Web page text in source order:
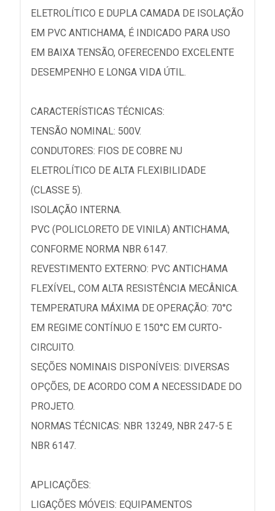
ELETROLÍTICO E DUPLA CAMADA DE ISOLAÇÃO
EM PVC ANTICHAMA, É INDICADO PARA USO
EM BAIXA TENSÃO, OFERECENDO EXCELENTE
DESEMPENHO E LONGA VIDA ÚTIL.
CARACTERÍSTICAS TÉCNICAS:
TENSÃO NOMINAL: 500V.
CONDUTORES: FIOS DE COBRE NU
ELETROLÍTICO DE ALTA FLEXIBILIDADE
(CLASSE 5).
ISOLAÇÃO INTERNA.
PVC (POLICLORETO DE VINILA) ANTICHAMA,
CONFORME NORMA NBR 6147.
REVESTIMENTO EXTERNO: PVC ANTICHAMA
FLEXÍVEL, COM ALTA RESISTÊNCIA MECÂNICA.
TEMPERATURA MÁXIMA DE OPERAÇÃO: 70°C
EM REGIME CONTÍNUO E 150°C EM CURTO-
CIRCUITO.
SEÇÕES NOMINAIS DISPONÍVEIS: DIVERSAS
OPÇÕES, DE ACORDO COM A NECESSIDADE DO
PROJETO.
NORMAS TÉCNICAS: NBR 13249, NBR 247-5 E
NBR 6147.
APLICAÇÕES:
LIGAÇÕES MÓVEIS: EQUIPAMENTOS